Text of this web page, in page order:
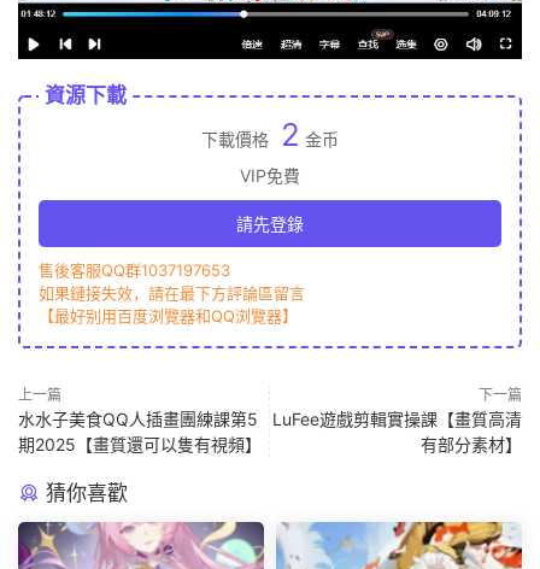
資源下載
下載價格 2 金币
VIP免費
請先登錄
售後客服QQ群1037197653
如果鏈接失效，請在最下方評論區留言
【最好别用百度浏覽器和QQ浏覽器】
上一篇
水水子美食QQ人插畫團練課第5
期2025【畫質還可以隻有視頻】
下一篇
LuFee遊戲剪輯實操課【畫質高清
有部分素材】
猜你喜歡